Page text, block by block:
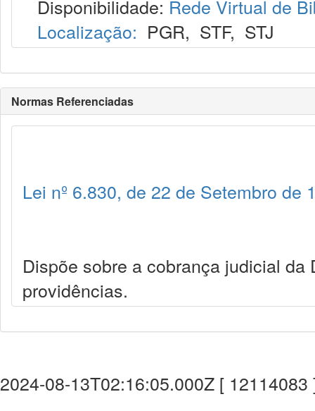
Disponibilidade: Rede Virtual de
Localização: PGR, STF, STJ
Normas Referenciadas
Lei nº 6.830, de 22 de Setembro de
Dispõe sobre a cobrança judicial
providências.
2024-08-13T02:16:05.000Z [ 12114083